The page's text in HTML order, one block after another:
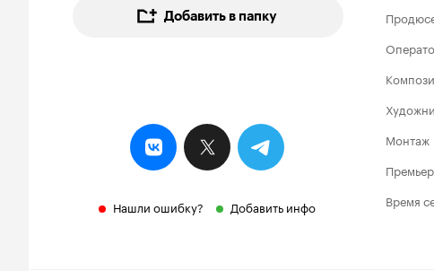
Добавить в папку
Нашли ошибку? Добавить инфо
Монтаж
Время